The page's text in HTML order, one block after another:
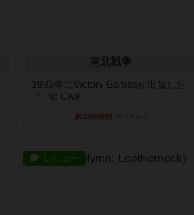
南北戦争
1983年にVictory Gamesが出版した
『The Civil ...
約12時間前
レビュー